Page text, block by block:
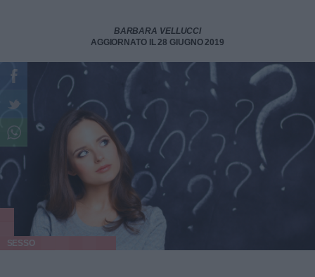
BARBARA VELLUCCI
AGGIORNATO IL 28 GIUGNO 2019
SESSO